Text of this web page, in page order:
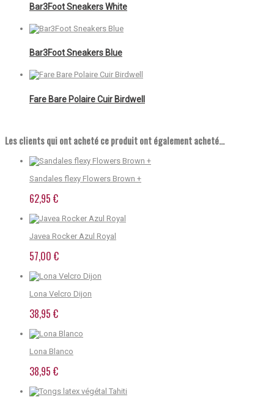
Bar3Foot Sneakers White
Bar3Foot Sneakers Blue
Fare Bare Polaire Cuir Birdwell
Les clients qui ont acheté ce produit ont également acheté...
Sandales flexy Flowers Brown +
62,95 €
Javea Rocker Azul Royal
57,00 €
Lona Velcro Dijon
38,95 €
Lona Blanco
38,95 €